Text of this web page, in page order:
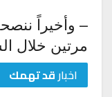
– وأخيراً
مرتين خلال
اخبارقد تهمك